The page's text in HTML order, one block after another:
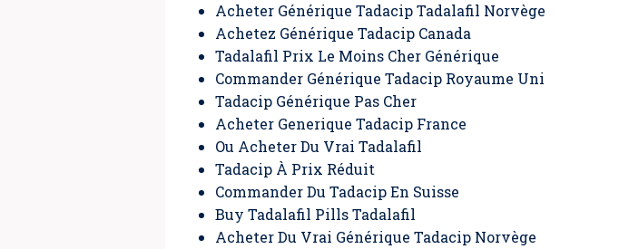
Acheter Générique Tadacip Tadalafil Norvège
Achetez Générique Tadacip Canada
Tadalafil Prix Le Moins Cher Générique
Commander Générique Tadacip Royaume Uni
Tadacip Générique Pas Cher
Acheter Generique Tadacip France
Ou Acheter Du Vrai Tadalafil
Tadacip À Prix Réduit
Commander Du Tadacip En Suisse
Buy Tadalafil Pills Tadalafil
Acheter Du Vrai Générique Tadacip Norvège